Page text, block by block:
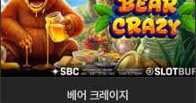
베어 크레이지